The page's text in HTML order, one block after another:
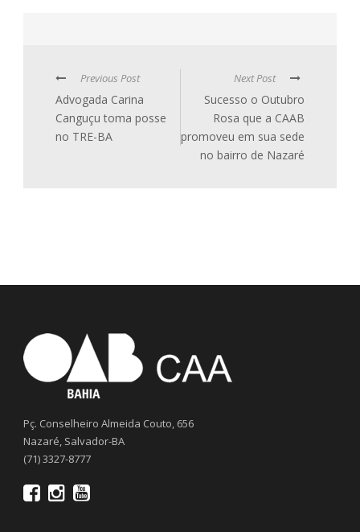
Previous Post
Advogada Carina
Canguçu toma posse
no TRE-BA
Next Post
Sucesso o Outubro
Rosa que a CAAB
promoveu em sua sede
no bairro de Nazaré
Pç. Conselheiro Almeida Couto, 656
Nazaré, Salvador-BA
(71) 3327-8777